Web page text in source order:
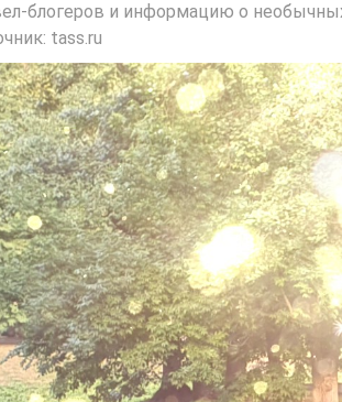
блогеров и информацию о
tass.ru